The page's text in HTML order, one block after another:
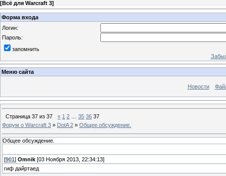
[Всё для Warcraft 3]
Форма входа
Логин:
Пароль:
запомнить
Меню сайта
Новости
Страница 37 из 37 « 1 2 35 36 37
Форум о Warcraft 3 » DotA 2 » Общее обсуждение.
Общее обсуждение.
[901 ] Omnik [03 Ноября 2013, 22:34:13]
гиф дайртаед